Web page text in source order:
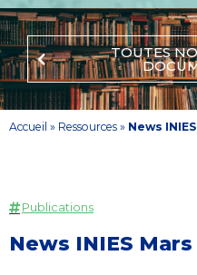
TOUTES
Accueil » Ressources » News
Publications
News INIES